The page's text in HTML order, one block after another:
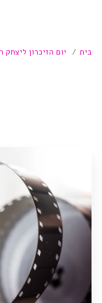
בית יום הזיכרון ליצחק רבין